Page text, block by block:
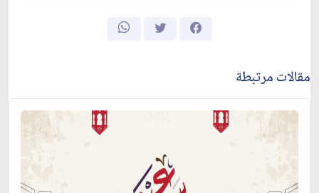
مقالات مرتبطة